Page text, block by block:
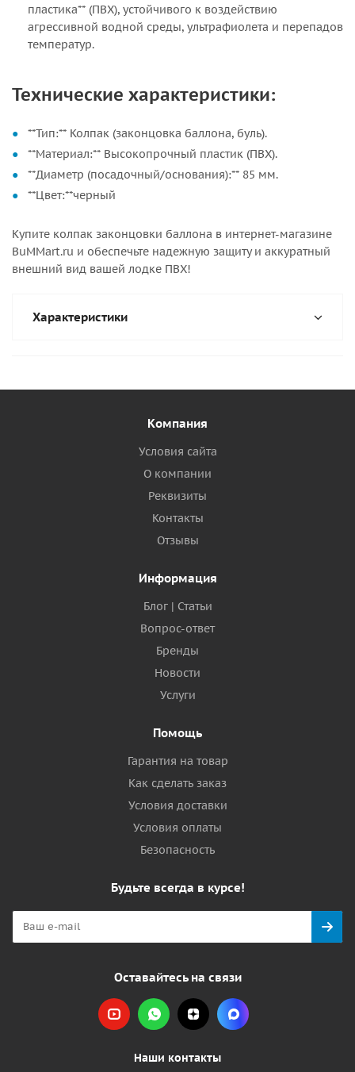
пластика** (ПВХ), устойчивого к воздействию
агрессивной водной среды, ультрафиолета и перепадов
температур.
Технические характеристики:
**Тип:** Колпак (законцовка баллона, буль).
**Материал:** Высокопрочный пластик (ПВХ).
**Диаметр (посадочный/основания):** 85 мм.
**Цвет:**черный
Купите колпак законцовки баллона в интернет-магазине
BuMMart.ru и обеспечьте надежную защиту и аккуратный
внешний вид вашей лодке ПВХ!
Характеристики
Компания
Условия сайта
О компании
Реквизиты
Контакты
Отзывы
Информация
Блог | Статьи
Вопрос-ответ
Бренды
Новости
Услуги
Помощь
Гарантия на товар
Как сделать заказ
Условия доставки
Условия оплаты
Безопасность
Будьте всегда в курсе!
Оставайтесь на связи
Наши контакты